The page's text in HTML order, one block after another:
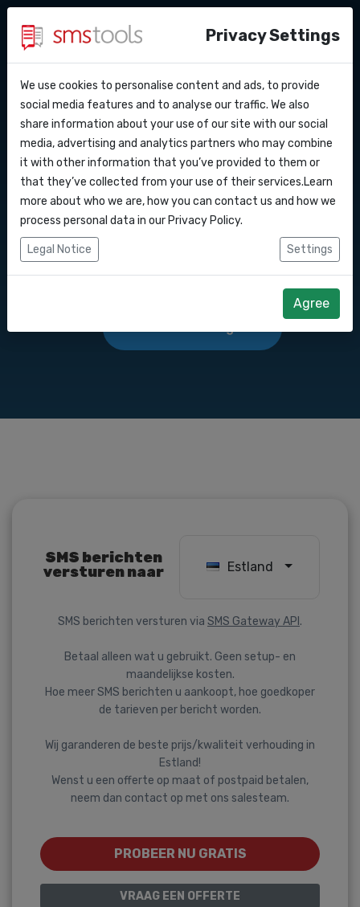
API Docs
Webhooks
Integraties
Zapier
Waarom smstools?
Blog
Service level agreement
Contact
Een offerte aanvragen
SMS Gateway API Estland
SMS berichten versturen en/of ontvangen
via onze SMS gateway API.
SMS berichten
versturen naar
Estland
SMS berichten versturen via SMS Gateway API .
Betaal alleen wat u gebruikt. Geen setup- en
maandelijkse kosten.
Hoe meer SMS berichten u aankoopt, hoe goedkoper
de tarieven per bericht worden.
Wij garanderen de beste prijs/kwaliteit verhouding in
Estland!
Wenst u een offerte op maat of postpaid betalen,
neem dan contact op met ons salesteam.
PROBEER NU GRATIS
VRAAG EEN OFFERTE
Privacy Settings
We use cookies to personalise content and ads, to provide
social media features and to analyse our traffic. We also
share information about your use of our site with our social
media, advertising and analytics partners who may combine
it with other information that you’ve provided to them or
that they’ve collected from your use of their services.Learn
more about who we are, how you can contact us and how we
process personal data in our Privacy Policy.
Legal Notice Settings
Agree